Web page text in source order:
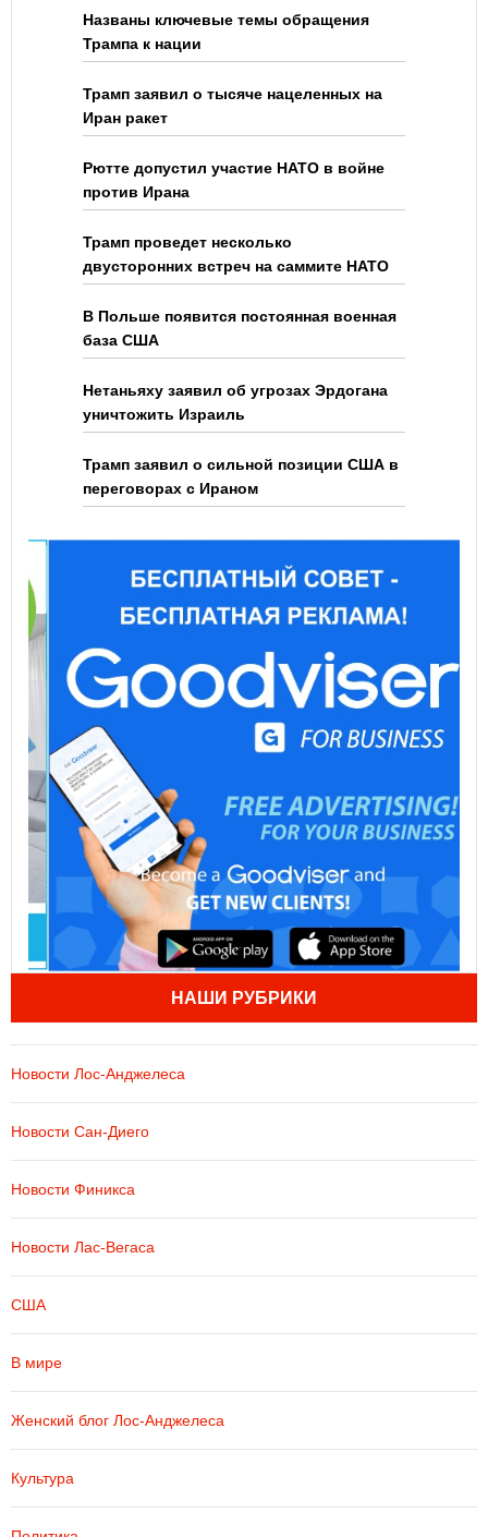
Названы ключевые темы обращения
Трампа к нации
Трамп заявил о тысяче нацеленных на
Иран ракет
Рютте допустил участие НАТО в войне
против Ирана
Трамп проведет несколько
двусторонних встреч на саммите НАТО
В Польше появится постоянная военная
база США
Нетаньяху заявил об угрозах Эрдогана
уничтожить Израиль
Трамп заявил о сильной позиции США в
переговорах с Ираном
НАШИ РУБРИКИ
Новости Лос-Анджелеса
Новости Сан-Диего
Новости Финикса
Новости Лас-Вегаса
США
В мире
Женский блог Лос-Анджелеса
Культура